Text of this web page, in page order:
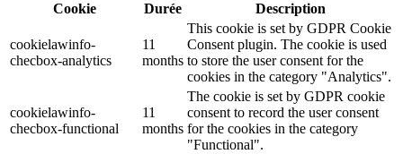
Cookie
Durée Description
cookielawinfo-
checbox-analytics
11
months
This cookie is set by GDPR Cookie
Consent plugin. The cookie is used
to store the user consent for the
cookies in the category "Analytics".
cookielawinfo-
checbox-functional
11
months
The cookie is set by GDPR cookie
consent to record the user consent
for the cookies in the category
"Functional".